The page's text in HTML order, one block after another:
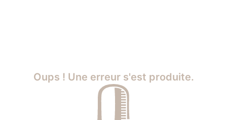
Oups ! Une erreur s'est produite.